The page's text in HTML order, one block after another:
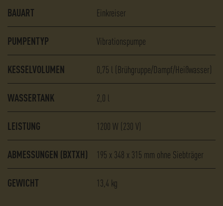
BAUART Einkreiser
PUMPENTYP Vibrationspumpe
KESSELVOLUMEN 0,75 l (Brühgruppe/Dampf/Heißwasser)
WASSERTANK 2,0 l
LEISTUNG 1200 W (230 V)
ABMESSUNGEN (BXTXH) 195 x 348 x 315 mm ohne Siebträger
GEWICHT 13,4 kg